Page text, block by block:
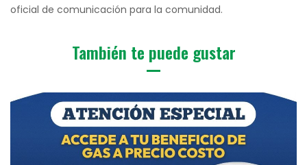
oficial de comunicación para la comunidad.
También te puede gustar